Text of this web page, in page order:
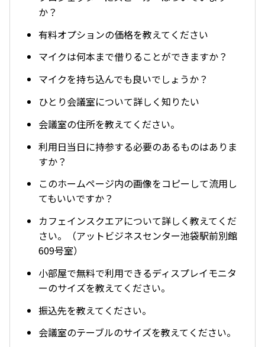
か？
有料オプションの価格を教えてください
マイクは何本まで借りることができますか？
マイクを持ち込んでも良いでしょうか？
ひとり会議室について詳しく知りたい
会議室の住所を教えてください。
利用日当日に持参する必要のあるものはありま
すか？
このホームページ内の画像をコピーして流用し
てもいいですか？
カフェインスクエアについて詳しく教えてくだ
さい。（アットビジネスセンター池袋駅前別館
609号室）
小部屋で無料で利用できるディスプレイモニタ
ーのサイズを教えてください。
振込先を教えてください。
会議室のテーブルのサイズを教えてください。